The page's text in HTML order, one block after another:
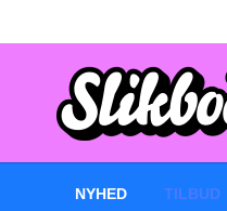
NYHED TILBUD